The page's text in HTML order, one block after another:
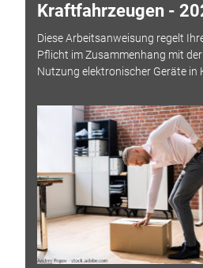
Kraftfahrzeugen -
Diese Arbeitsanweisung regelt
Pflicht im Zusammenhang mit
Nutzung elektronischer Geräte in